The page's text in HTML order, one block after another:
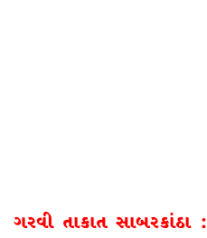
ગરવી તાકાત સાબરકાંઠા :